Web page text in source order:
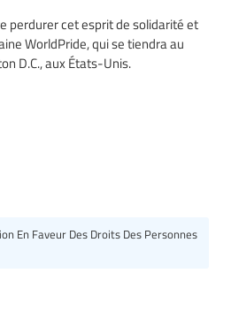
perdurer cet esprit de solidarité et
WorldPride, qui se tiendra au
D.C., aux États-Unis.
En Faveur Des Droits Des Personnes